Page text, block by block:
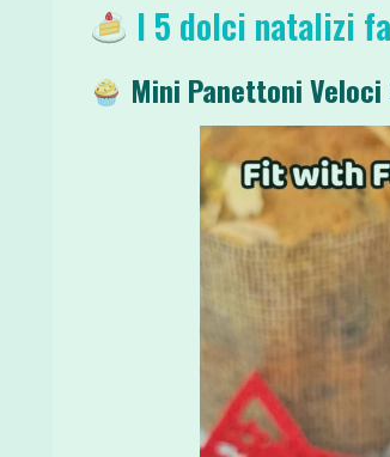
I 5 dolci natalizi
Mini Panettoni